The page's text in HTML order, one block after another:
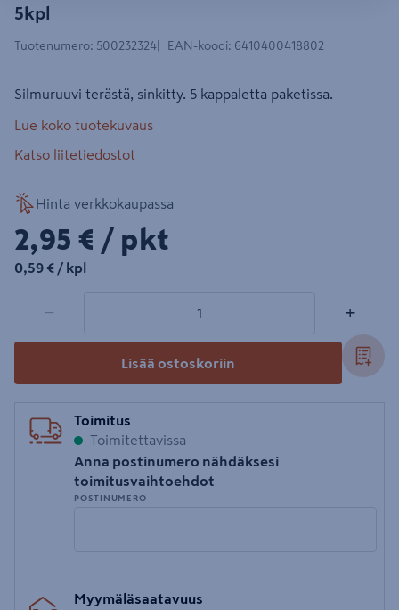
5kpl
Tuotenumero: 500232324 EAN-koodi: 6410400418802
Silmuruuvi terästä, sinkitty. 5 kappaletta paketissa.
Lue koko tuotekuvaus
Katso liitetiedostot
Hinta verkkokaupassa
2,95€/pkt
2,95 € / pkt
0,59€/kpl
0,59 € / kpl
− +
Lisää ostoskoriin
Toimitus
Toimitettavissa
Anna postinumero nähdäksesi
toimitusvaihtoehdot
POSTINUMERO
postinumero
Myymäläsaatavuus